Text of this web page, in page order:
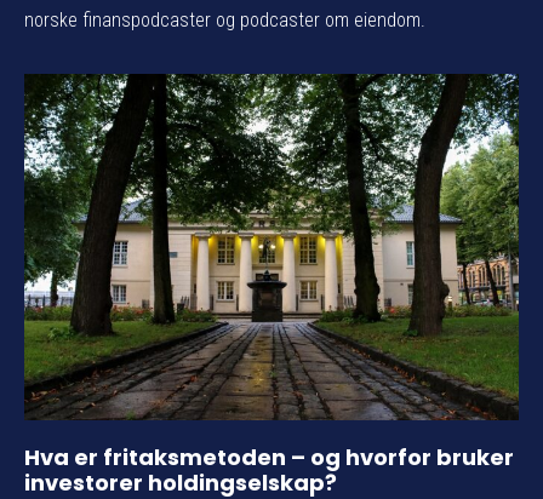
norske finanspodcaster og podcaster om eiendom.
Hva er fritaksmetoden – og hvorfor bruker
investorer holdingselskap?